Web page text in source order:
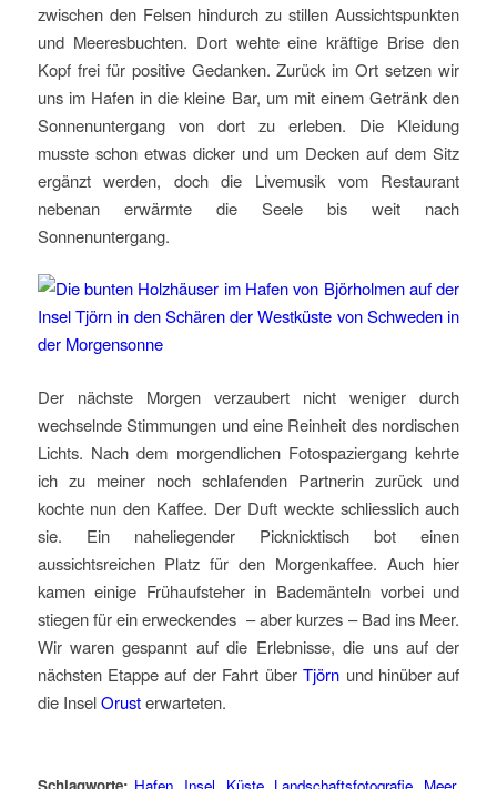
zwischen den Felsen hindurch zu stillen Aussichtspunkten
und Meeresbuchten. Dort wehte eine kräftige Brise den
Kopf frei für positive Gedanken. Zurück im Ort setzen wir
uns im Hafen in die kleine Bar, um mit einem Getränk den
Sonnenuntergang von dort zu erleben. Die Kleidung
musste schon etwas dicker und um Decken auf dem Sitz
ergänzt werden, doch die Livemusik vom Restaurant
nebenan erwärmte die Seele bis weit nach
Sonnenuntergang.
Der nächste Morgen verzaubert nicht weniger durch
wechselnde Stimmungen und eine Reinheit des nordischen
Lichts. Nach dem morgendlichen Fotospaziergang kehrte
ich zu meiner noch schlafenden Partnerin zurück und
kochte nun den Kaffee. Der Duft weckte schliesslich auch
sie. Ein naheliegender Picknicktisch bot einen
aussichtsreichen Platz für den Morgenkaffee. Auch hier
kamen einige Frühaufsteher in Bademänteln vorbei und
stiegen für ein erweckendes – aber kurzes – Bad ins Meer.
Wir waren gespannt auf die Erlebnisse, die uns auf der
nächsten Etappe auf der Fahrt überTjörn und hinüber auf
die InselOrusterwarteten.